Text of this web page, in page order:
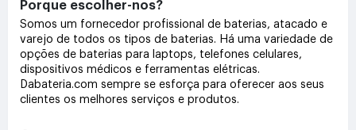
Porque escolher-nos?
Somos um fornecedor profissional de baterias, atacado e
varejo de todos os tipos de baterias. Há uma variedade de
opções de baterias para laptops, telefones celulares,
dispositivos médicos e ferramentas elétricas.
Dabateria.com sempre se esforça para oferecer aos seus
clientes os melhores serviços e produtos.